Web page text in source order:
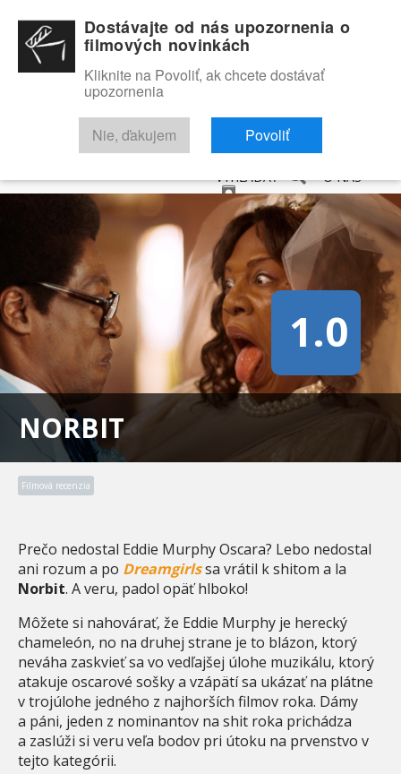
RECENZIE TRAILERY FILMOVÁ DATABÁZA
VYHĽADAŤ O NÁS
NORBIT
1.0
Filmová recenzia
Prečo nedostal Eddie Murphy Oscara? Lebo nedostal
ani rozum a po Dreamgirlssa vrátil k shitom a la
Norbit. A veru, padol opäť hlboko!
Môžete si nahovárať, že Eddie Murphy je herecký
chameleón, no na druhej strane je to blázon, ktorý
neváha zaskvieť sa vo vedľajšej úlohe muzikálu, ktorý
atakuje oscarové sošky a vzápätí sa ukázať na plátne
v trojúlohe jedného z najhorších filmov roka. Dámy
a páni, jeden z nominantov na shit roka prichádza
a zaslúži si veru veľa bodov pri útoku na prvenstvo v
tejto kategórii.
Dostávajte od nás upozornenia o
filmových novinkách
Kliknite na Povoliť, ak chcete dostávať
upozornenia
Nie, ďakujem Povoliť